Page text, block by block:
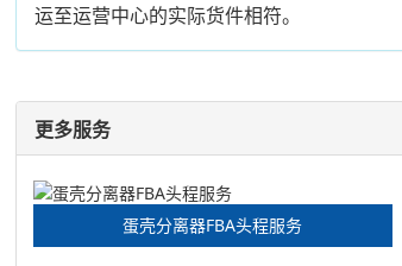
运至运营中心的实际货件相符。
更多服务
蛋壳分离器FBA头程服务